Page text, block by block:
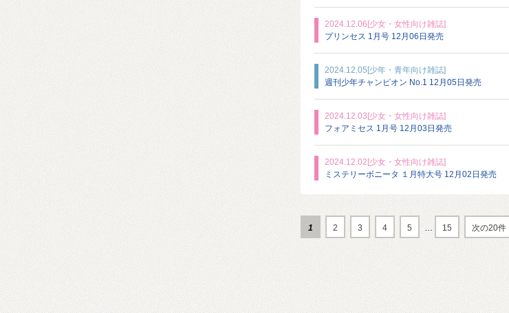
2024.12.06 [少女・女性向け雑誌]
プリンセス 1月号 12月06日発売
2024.12.05 [少年・青年向け雑誌]
週刊少年チャンピオン No.1 12月05日発売
2024.12.03 [少女・女性向け雑誌]
フォアミセス 1月号 12月03日発売
2024.12.02 [少女・女性向け雑誌]
ミステリーボニータ １月特大号 12月02日発売
1 2 3 4 5 … 15 次の20件